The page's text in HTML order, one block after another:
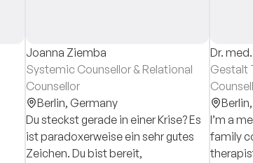
Joanna Ziemba
Systemic Counsellor & Relational
Counsellor
Berlin, Germany
Du steckst gerade in einer Krise? Es
ist paradoxerweise ein sehr gutes
Zeichen. Du bist bereit,
Dr.
Gestalt
Berlin,
I’m a
family